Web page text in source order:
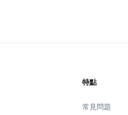
特點
常見問題